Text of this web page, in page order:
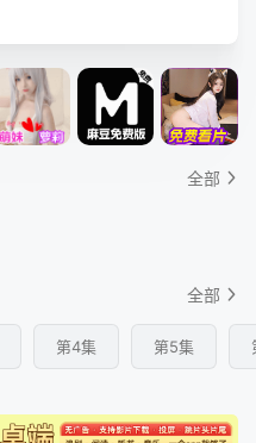
全部
全部
第4集 第5集